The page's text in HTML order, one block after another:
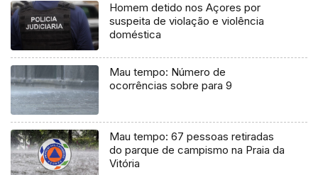
Homem detido nos Açores por
suspeita de violação e violência
doméstica
Mau tempo: Número de
ocorrências sobre para 9
Mau tempo: 67 pessoas retiradas
do parque de campismo na Praia da
Vitória